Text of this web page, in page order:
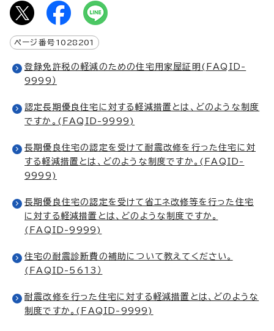
ページ番号 1028201
登録免許税の軽減のための住宅用家屋証明(FAQID-
9999）
認定長期優良住宅に対する軽減措置とは、どのような制度
ですか。(FAQID-9999)
長期優良住宅の認定を受けて耐震改修を行った住宅に対
する軽減措置とは、どのような制度ですか。(FAQID-
9999)
長期優良住宅の認定を受けて省エネ改修等を行った住宅
に対する軽減措置とは、どのような制度ですか。
(FAQID-9999)
住宅の耐震診断費の補助について教えてください。
(FAQID-5613）
耐震改修を行った住宅に対する軽減措置とは、どのような
制度ですか。(FAQID-9999)